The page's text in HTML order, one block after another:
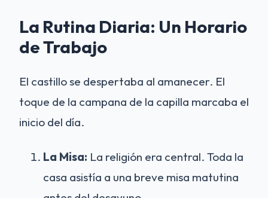
La Rutina Diaria: Un Horario
de Trabajo
El castillo se despertaba al amanecer. El
toque de la campana de la capilla marcaba el
inicio del día.
La Misa: La religión era central. Toda la
casa asistía a una breve misa matutina